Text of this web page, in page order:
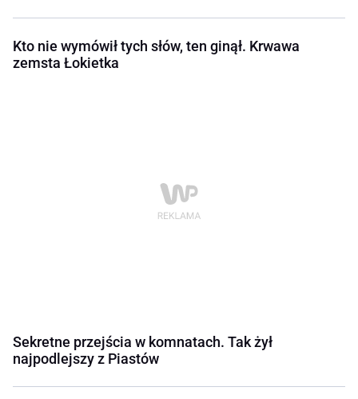
Kto nie wymówił tych słów, ten ginął. Krwawa
zemsta Łokietka
Sekretne przejścia w komnatach. Tak żył
najpodlejszy z Piastów